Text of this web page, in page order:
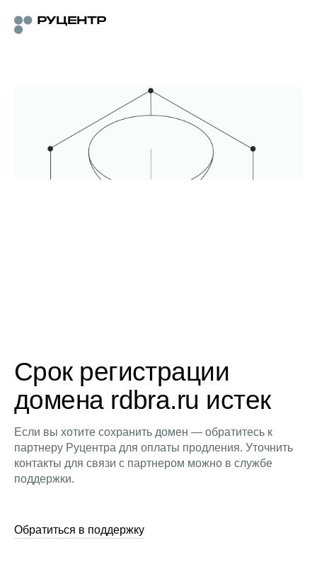
Срок регистрации
домена rdbra.ru истек
Если вы хотите сохранить домен — обратитесь к
партнеру Руцентра для оплаты продления. Уточнить
контакты для связи с партнером можно в службе
поддержки.
Обратиться в поддержку